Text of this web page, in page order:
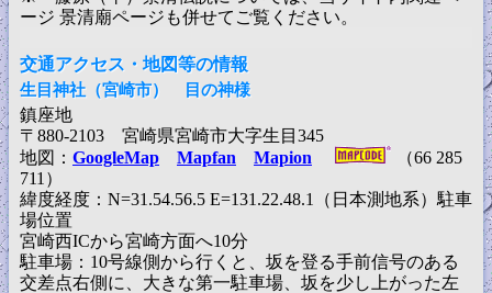
ージ 景清廟ページも併せてご覧ください。
交通アクセス・地図等の情報
生目神社（宮崎市） 目の神様
鎮座地
〒880-2103 宮崎県宮崎市大字生目345
地図： GoogleMap Mapfan Mapion
（66 285
711）
緯度経度：N=31.54.56.5 E=131.22.48.1（日本測地系）駐車
場位置
宮崎西ICから宮崎方面へ10分
駐車場：10号線側から行くと、坂を登る手前信号のある
交差点右側に、大きな第一駐車場、坂を少し上がった左